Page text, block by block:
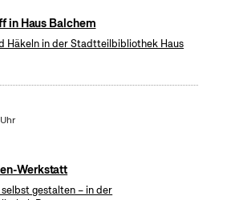
in Haus Balchem
Häkeln in der Stadtteilbibliothek Haus
Werkstatt
gestalten – in der